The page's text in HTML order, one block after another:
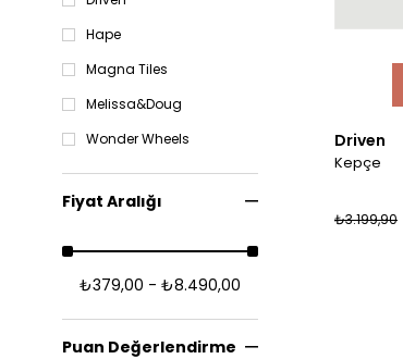
Aktivite Oyuncakları
Ahşap Oyuncaklar
Mutfak Oyuncakları
Peluş Oyuncak
Aksesuar
Bebek Evi & Aksesuar
Oyun Setleri
Hape
Magna Tiles
Melissa&Doug
Wonder Wheels
Fiyat Aralığı
₺379,00 - ₺8.490,00
Puan Değerlendirme
Driven
Kepçe
₺3.199,90